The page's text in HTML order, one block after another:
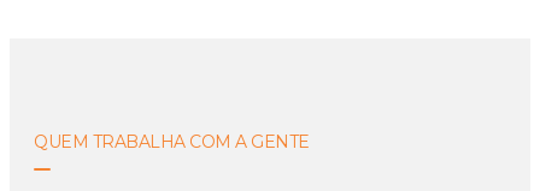
QUEM TRABALHA COM A GENTE